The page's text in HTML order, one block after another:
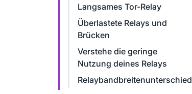
Langsames Tor-Relay
Überlastete Relays und
Brücken
Verstehe die geringe
Nutzung deines Relays
Relaybandbreitenunterschied